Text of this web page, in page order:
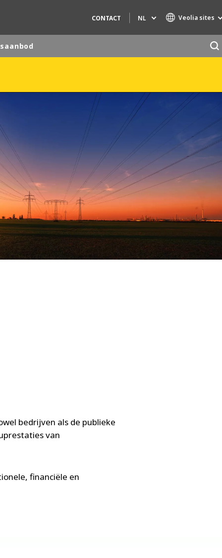
CONTACT NL Veolia sites
AIR QUALITY
ENGINEERING & CONSULTING
HAZARDOUS WASTE EUROPE
INDUSTRIES GLOBAL SOLUTIONS
NUCLEAR SOLUTIONS
OFIS
SEDE BENELUX
VEOLIA AGRICULTURE
WATER TECHNOLOGIES
bedrijven als de publieke
van
financiële en